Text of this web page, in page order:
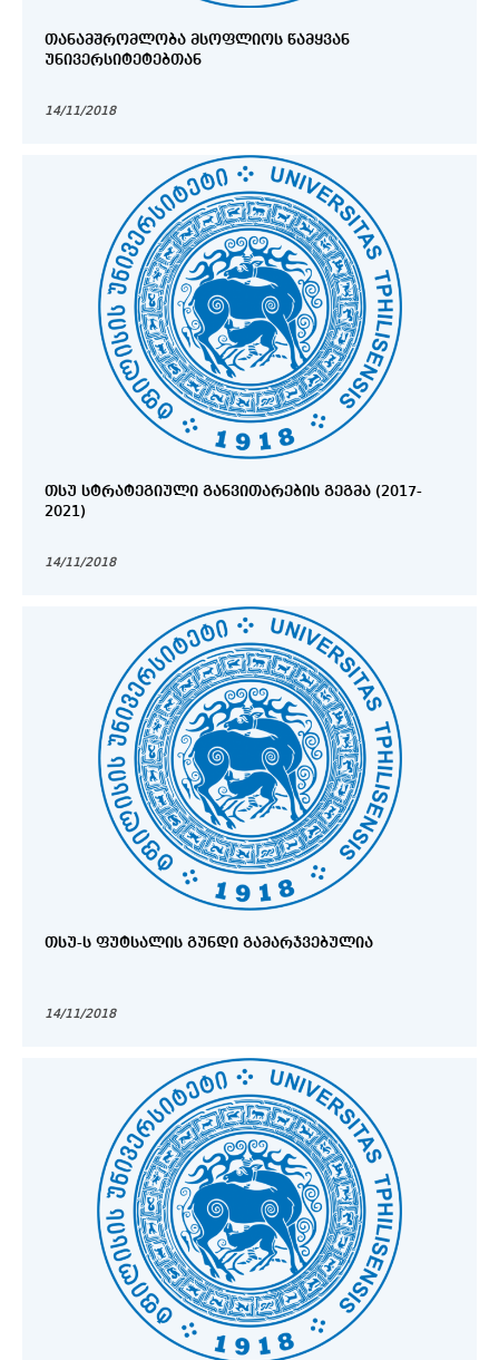
ᲗᲐᲜᲐᲛᲨᲠᲝᲛᲚᲝᲑᲐ ᲛᲡᲝᲤᲚᲘᲝᲡ ᲬᲐᲛᲧᲕᲐᲜ
ᲣᲜᲘᲕᲔᲠᲡᲘᲢᲔᲢᲔᲑᲗᲐᲜ
14/11/2018
ᲗᲡᲣ ᲡᲢᲠᲐᲢᲔᲒᲘᲣᲚᲘ ᲒᲐᲜᲕᲘᲗᲐᲠᲔᲑᲘᲡ ᲒᲔᲒᲛᲐ (2017-
2021)
14/11/2018
ᲗᲡᲣ-Ს ᲤᲣᲢᲡᲐᲚᲘᲡ ᲒᲣᲜᲓᲘ ᲒᲐᲛᲐᲠᲯᲕᲔᲑᲣᲚᲘᲐ
14/11/2018